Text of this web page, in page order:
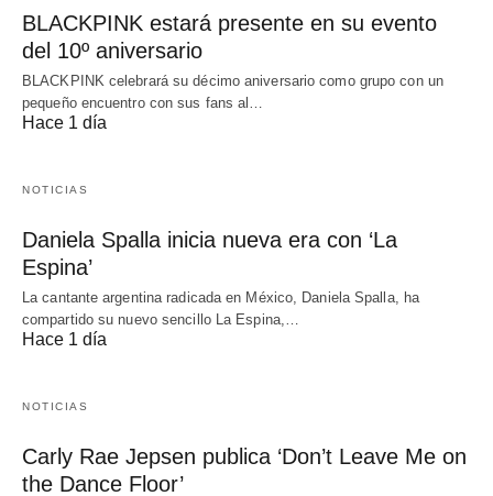
BLACKPINK estará presente en su evento
del 10º aniversario
BLACKPINK celebrará su décimo aniversario como grupo con un
pequeño encuentro con sus fans al…
Hace 1 día
NOTICIAS
Daniela Spalla inicia nueva era con ‘La
Espina’
La cantante argentina radicada en México, Daniela Spalla, ha
compartido su nuevo sencillo La Espina,…
Hace 1 día
NOTICIAS
Carly Rae Jepsen publica ‘Don’t Leave Me on
the Dance Floor’